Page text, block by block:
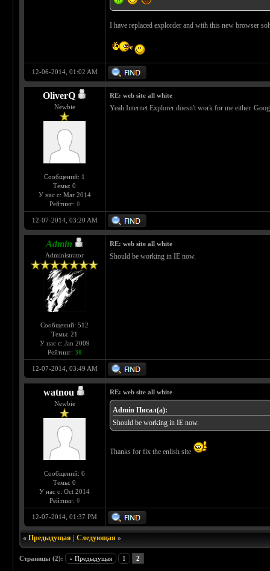
I have replaced explorder and with this new browser
12-06-2014, 01:02 AM
OliverQ
Newbie
Сообщений: 1
Темы: 0
У нас с: Mar 2014
Рейтинг: 0
RE: web site all white
Yeah Internet Explorer doesn't work for me either.
12-07-2014, 03:20 AM
Admin
Administrator
Сообщений: 512
Темы: 21
У нас с: Jan 2009
Рейтинг: 30
RE: web site all white
Should be working in IE now.
12-07-2014, 03:49 AM
watnou
Newbie
Сообщений: 6
Темы: 0
У нас с: Oct 2014
Рейтинг: 0
RE: web site all white
Admin Писал(а):
Should be working in IE now.
Thanks for fix the enlish site
12-07-2014, 01:37 PM
«Предыдущая |Следующая »
Страницы (2): « Предыдущая 1 2